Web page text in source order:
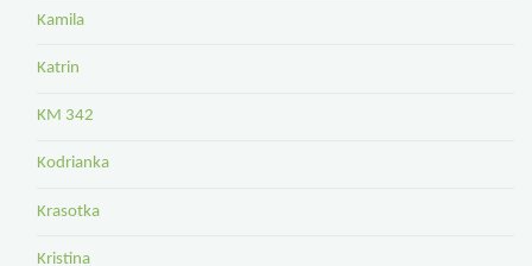
Kamila
Katrin
KM 342
Kodrianka
Krasotka
Kristina